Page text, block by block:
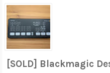
[SOLD] Blackmagic